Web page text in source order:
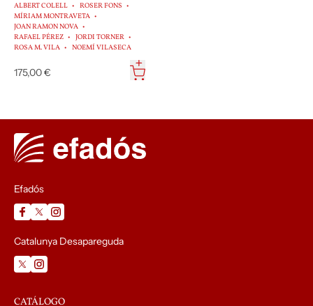
ALBERT COLELL
ROSER FONS
MÍRIAM MONTRAVETA
JOAN RAMON NOVA
RAFAEL PÉREZ
JORDI TORNER
ROSA M. VILA
NOEMÍ VILASECA
175,00 €
Efadós
Catalunya Desapareguda
CATÁLOGO